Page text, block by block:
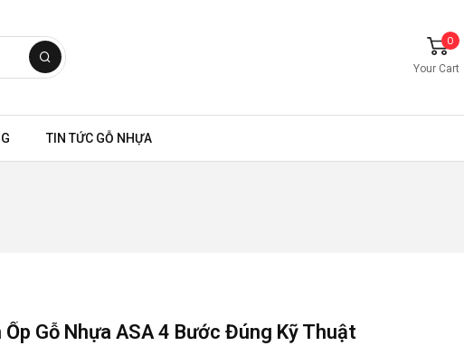
0
Your Cart
TIN TỨC GỖ NHỰA
Gỗ Nhựa ASA 4 Bước Đúng Kỹ Thuật